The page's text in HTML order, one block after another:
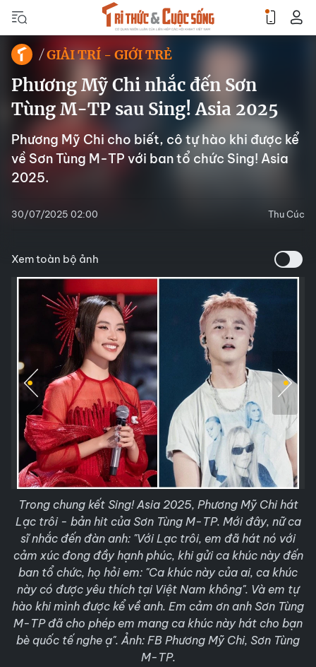
GIẢI TRÍ - GIỚI TRẺ
Phương Mỹ Chi nhắc đến Sơn
Tùng M-TP sau Sing! Asia 2025
Phương Mỹ Chi cho biết, cô tự hào khi được kể
về Sơn Tùng M-TP với ban tổ chức Sing! Asia
2025.
30/07/2025 02:00 Thu Cúc
Xem toàn bộ ảnh
Trong chung kết Sing! Asia 2025, Phương Mỹ Chi hát
Lạc trôi - bản hit của Sơn Tùng M-TP. Mới đây, nữ ca
sĩ nhắc đến đàn anh: "Với Lạc trôi, em đã hát nó với
cảm xúc đong đầy hạnh phúc, khi gửi ca khúc này đến
ban tổ chức, họ hỏi em: "Ca khúc này của ai, ca khúc
này có được yêu thích tại Việt Nam không". Và em tự
hào khi mình được kể về anh. Em cảm ơn anh Sơn Tùng
M-TP đã cho phép em mang ca khúc này hát cho bạn
bè quốc tế nghe ạ". Ảnh: FB Phương Mỹ Chi, Sơn Tùng
M-TP.